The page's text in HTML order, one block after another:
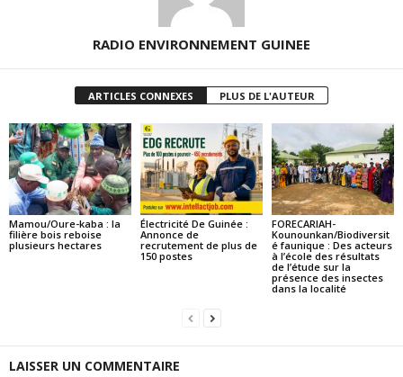
RADIO ENVIRONNEMENT GUINEE
ARTICLES CONNEXES PLUS DE L'AUTEUR
Mamou/Oure-kaba : la
filière bois reboise
plusieurs hectares
Électricité De Guinée :
Annonce de
recrutement de plus de
150 postes
FORECARIAH-
Kounounkan/Biodiversit
é faunique : Des acteurs
à l’école des résultats
de l’étude sur la
présence des insectes
dans la localité
LAISSER UN COMMENTAIRE